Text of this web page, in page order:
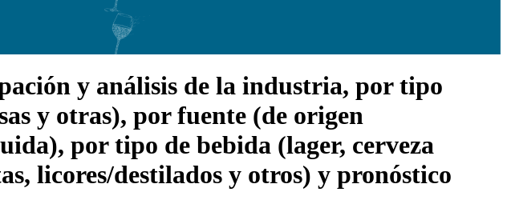
y análisis de la industria, por tipo
y otras), por fuente (de origen
por tipo de bebida (lager, cerveza
licores/destilados y otros) y pronóstico